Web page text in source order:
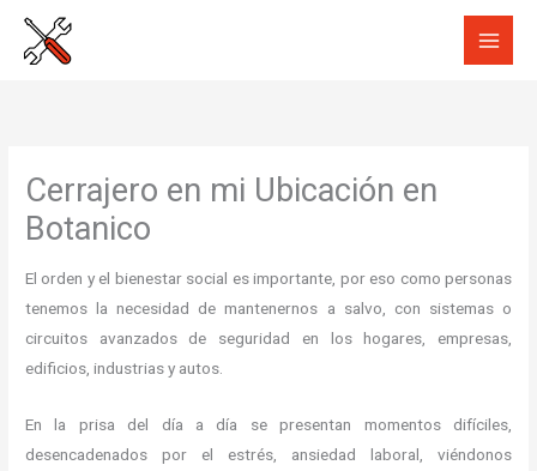
Cerrajero en mi Ubicación en
Botanico
El orden y el bienestar social es importante, por eso como personas
tenemos la necesidad de mantenernos a salvo, con sistemas o
circuitos avanzados de seguridad en los hogares, empresas,
edificios, industrias y autos.
En la prisa del día a día se presentan momentos difíciles,
desencadenados por el estrés, ansiedad laboral, viéndonos